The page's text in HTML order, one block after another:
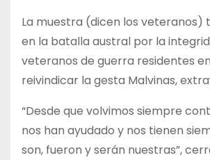
La muestra (dicen los
en la batalla austral por la
veteranos de guerra residentes
reivindicar la gesta Malvinas,
“Desde que volvimos siempre
nos han ayudado y nos tienen
son, fueron y serán nuestras”,